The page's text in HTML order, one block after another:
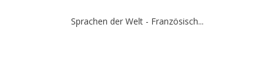
Sprachen der Welt - Französisch...